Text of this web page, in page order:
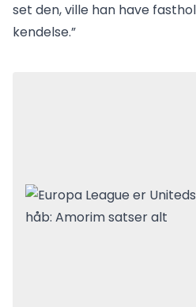
set den, ville han have
kendelse.”